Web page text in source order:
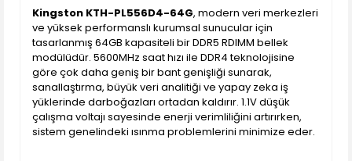
Kingston KTH-PL556D4-64G, modern veri merkezleri
ve yüksek performanslı kurumsal sunucular için
tasarlanmış 64GB kapasiteli bir DDR5 RDIMM bellek
modülüdür. 5600MHz saat hızı ile DDR4 teknolojisine
göre çok daha geniş bir bant genişliği sunarak,
sanallaştırma, büyük veri analitiği ve yapay zeka iş
yüklerinde darboğazları ortadan kaldırır. 1.1V düşük
çalışma voltajı sayesinde enerji verimliliğini artırırken,
sistem genelindeki ısınma problemlerini minimize eder.